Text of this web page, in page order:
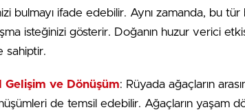
bulmayı ifade edebilir. Aynı zamanda, bu tür
isteğinizi gösterir. Doğanın huzur verici
sahiptir.
Gelişim ve Dönüşüm: Rüyada ağaçların
de temsil edebilir. Ağaçların yaşam